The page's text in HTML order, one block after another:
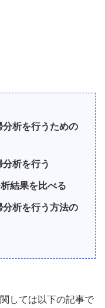
析を行うための
析を行う
結果を比べる
析を行う方法の
しては以下の記事で